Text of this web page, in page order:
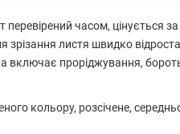
часом, цінується за
зрізання листя швидко
включає проріджування,
кольору, розсічене,